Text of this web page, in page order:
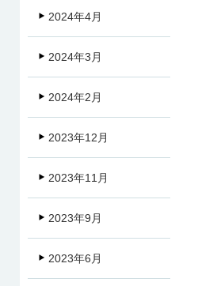
2024年4月
2024年3月
2024年2月
2023年12月
2023年11月
2023年9月
2023年6月